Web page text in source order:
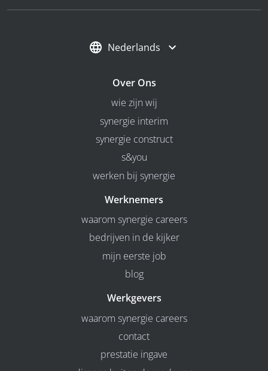
Nederlands
Over Ons
wie zijn wij
synergie interim
synergie construct
s&you
werken bij synergie
Werknemers
waarom synergie careers
bedrijven in de kijker
mijn eerste job
blog
Werkgevers
waarom synergie careers
contact
prestatie ingave